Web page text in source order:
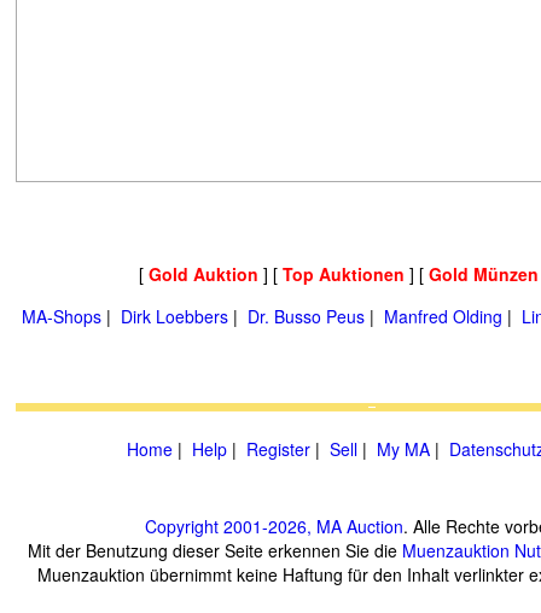
[ Gold Auktion ] [ Top Auktionen ] [ Gold
MA-Shops | Dirk Loebbers | Dr. Busso Peus | Manfred Olding |
Home | Help | Register | Sell | My MA |
Copyright 2001-2026, MA Auction. Alle Rechte
Mit der Benutzung dieser Seite erkennen Sie die Muenzauktion
Muenzauktion übernimmt keine Haftung für den Inhalt verlinkter